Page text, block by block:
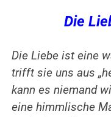
Die
Die Liebe ist eine
trifft sie uns aus
kann es niemand
eine himmlische